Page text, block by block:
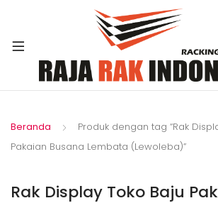
Beranda
Produk dengan tag “Rak
Pakaian Busana Lembata (Lewoleba)”
Rak Display Toko Baju